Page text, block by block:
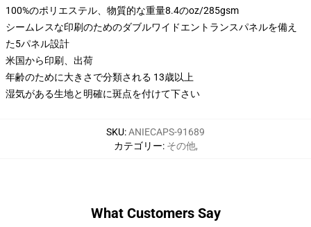
100%のポリエステル、物質的な重量8.4のoz/285gsm
シームレスな印刷のためのダブルワイドエントランスパネルを備え
た5パネル設計
米国から印刷、出荷
年齢のために大きさで分類される 13歳以上
湿気がある生地と明確に斑点を付けて下さい
SKU:ANIECAPS-91689
カテゴリー: その他,
What Customers Say